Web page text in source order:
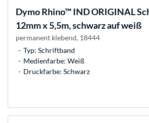
DymoRhino™ IND ORIGINAL
12mm x 5,5m, schwarz auf weiß
permanent klebend, 18444
Typ: Schriftband
Medienfarbe: Weiß
Druckfarbe: Schwarz